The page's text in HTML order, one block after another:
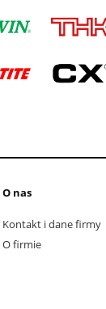
O nas
Kontakt i dane firmy
O firmie